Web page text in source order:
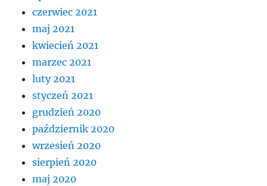
czerwiec 2021
maj 2021
kwiecień 2021
marzec 2021
luty 2021
styczeń 2021
grudzień 2020
październik 2020
wrzesień 2020
sierpień 2020
maj 2020